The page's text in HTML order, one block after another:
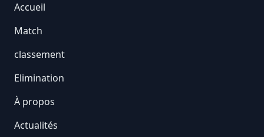
Accueil
Match
classement
Elimination
À propos
Actualités